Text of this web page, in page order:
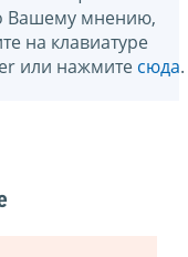
Вашему мнению,
на клавиатуре
или нажмите сюда.